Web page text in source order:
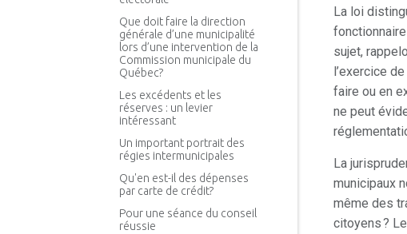
Que doit faire la direction
générale d’une municipalité
lors d’une intervention de la
Commission municipale du
Québec?
Les excédents et les
réserves : un levier
intéressant
Un important portrait des
régies intermunicipales
Qu'en est-il des dépenses
par carte de crédit?
Pour une séance du conseil
réussie
La loi
sujet,
l’exercice
faire ou en
ne peut
La
municipaux
même des
citoyens ?